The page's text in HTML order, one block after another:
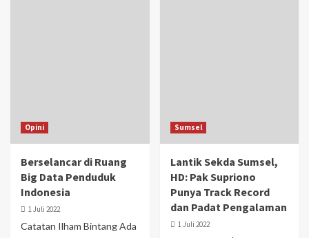
Opini
Berselancar di Ruang
Big Data Penduduk
Indonesia
1 Juli 2022
Catatan Ilham Bintang Ada
Sumsel
Lantik Sekda Sumsel,
HD: Pak Supriono
Punya Track Record
dan Padat Pengalaman
1 Juli 2022